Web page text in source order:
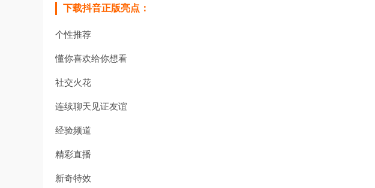
下载抖音正版亮点：
个性推荐
懂你喜欢给你想看
社交火花
连续聊天见证友谊
经验频道
精彩直播
新奇特效